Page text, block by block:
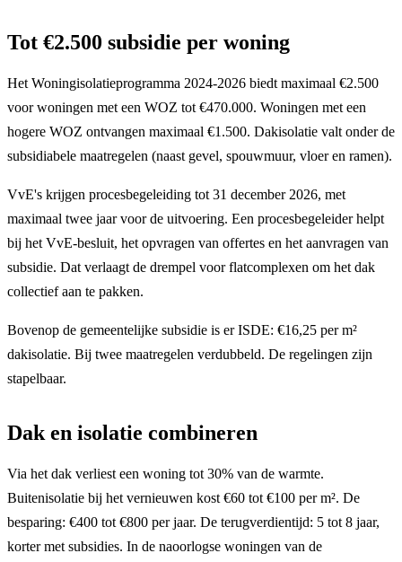
Tot €2.500 subsidie per woning
Het Woningisolatieprogramma 2024-2026 biedt maximaal €2.500
voor woningen met een WOZ tot €470.000. Woningen met een
hogere WOZ ontvangen maximaal €1.500. Dakisolatie valt onder de
subsidiabele maatregelen (naast gevel, spouwmuur, vloer en ramen).
VvE's krijgen procesbegeleiding tot 31 december 2026, met
maximaal twee jaar voor de uitvoering. Een procesbegeleider helpt
bij het VvE-besluit, het opvragen van offertes en het aanvragen van
subsidie. Dat verlaagt de drempel voor flatcomplexen om het dak
collectief aan te pakken.
Bovenop de gemeentelijke subsidie is er ISDE: €16,25 per m²
dakisolatie. Bij twee maatregelen verdubbeld. De regelingen zijn
stapelbaar.
Dak en isolatie combineren
Via het dak verliest een woning tot 30% van de warmte.
Buitenisolatie bij het vernieuwen kost €60 tot €100 per m². De
besparing: €400 tot €800 per jaar. De terugverdientijd: 5 tot 8 jaar,
korter met subsidies. In de naoorlogse woningen van de